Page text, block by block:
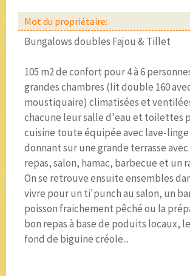
Mot du propriétaire:
Bungalows doubles Fajou & Tillet
105 m2 de confort pour 4 à 6
grandes chambres (lit double 160
moustiquaire) climatisées et
chacune leur salle d'eau et toilettes
cuisine toute équipée avec lave-
donnant sur une grande terrasse avec
repas, salon, hamac, barbecue et un
On se retrouve ensuite ensembles
vivre pour un ti'punch au salon, un
poisson fraichement pêché ou la
bon repas à base de poduits locaux,
fond de biguine créole...